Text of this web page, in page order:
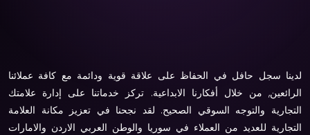
لدينا سجل حافل في الحفاظ على علاقة قوية ودائمة مع كافة عملائنا
الرائعين, من خلال أفكارنا الابداعية. تركز خدماتنا على إدارة علامتك
التجارية والتوجه السوقي الصحيح. لقد نجحنا في تعزيز مكانة العلامة
التجارية للعديد من العملاء في سوريا والوطن العربي الاردن والامارات